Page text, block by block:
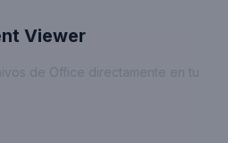
Viewer
de Office directamente en tu